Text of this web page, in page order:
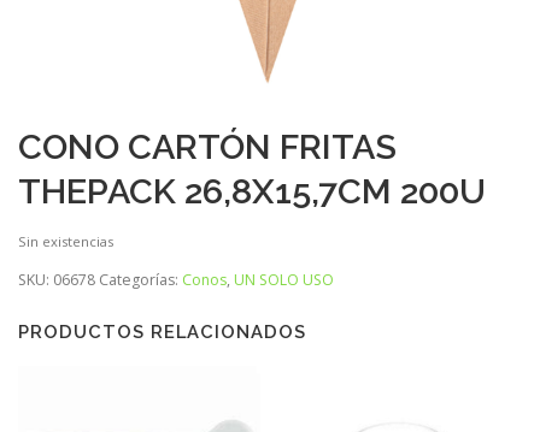
CONO CARTÓN FRITAS
THEPACK 26,8X15,7CM 200U
Sin existencias
SKU: 06678 Categorías: Conos, UN SOLO USO
PRODUCTOS RELACIONADOS